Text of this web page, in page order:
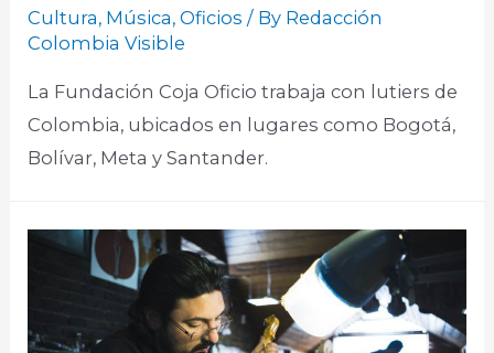
Cultura, Música,Oficios / By Redacción
Colombia Visible
La Fundación Coja Oficio trabaja con lutiers de
Colombia, ubicados en lugares como Bogotá,
Bolívar, Meta y Santander.